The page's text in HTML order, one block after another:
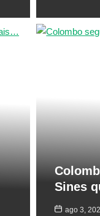
Sines
ago 3,